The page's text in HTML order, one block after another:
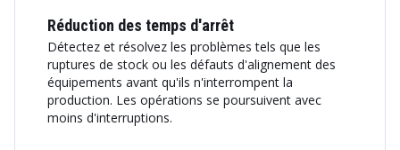
Réduction des temps d'arrêt
Détectez et résolvez les problèmes tels que les
ruptures de stock ou les défauts d'alignement des
équipements avant qu'ils n'interrompent la
production. Les opérations se poursuivent avec
moins d'interruptions.